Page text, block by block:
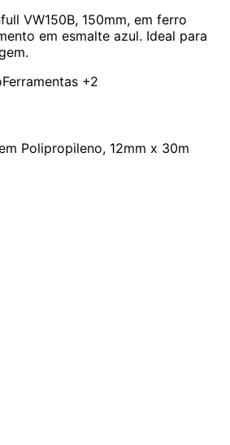
VW150B, 150mm, em ferro
em esmalte azul. Ideal para
Ferramentas +2
Polipropileno, 12mm x 30m